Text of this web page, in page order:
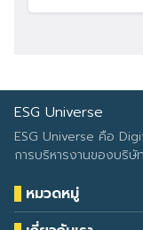
ESG Universe
ESG Universe คือ
การบริหารงานของบริ
หมวดหมู่
Health & Wellness